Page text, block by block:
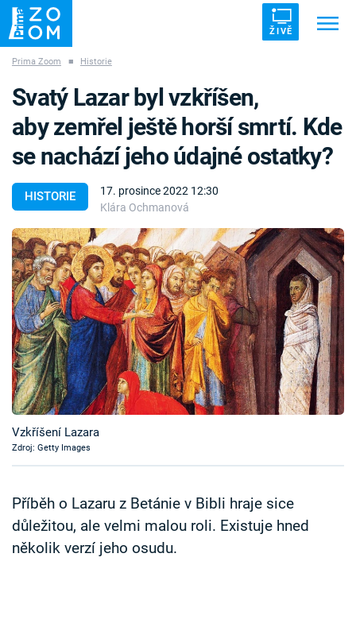
ŽIVĚ
ZÁHADY VETŘELCI DÁVNOVĚKU
Témata
Témata
Pořady
TV Program
Časopis
Sledujte prima+
Sledujte nás
Prima Zoom ■ Historie
HISTORIE
17. prosince 2022 12:30
Klára Ochmanová
Svatý Lazar byl vzkříšen,
aby zemřel ještě horší smrtí. Kde
se nachází jeho údajné ostatky?
Vzkříšení Lazara
Zdroj: Getty Images
Příběh o Lazaru z Betánie v Bibli hraje sice
důležitou, ale velmi malou roli. Existuje hned
několik verzí jeho osudu.